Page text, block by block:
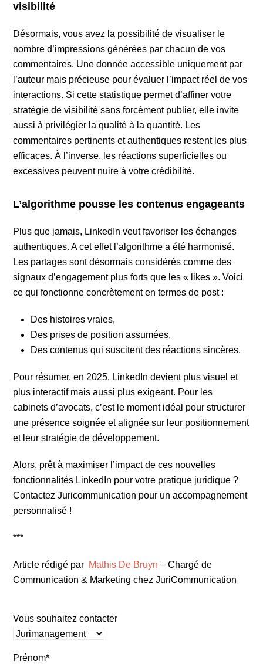
visibilité
Désormais, vous avez la possibilité de visualiser le
nombre d’impressions générées par chacun de vos
commentaires. Une donnée accessible uniquement par
l’auteur mais précieuse pour évaluer l’impact réel de vos
interactions. Si cette statistique permet d’affiner votre
stratégie de visibilité sans forcément publier, elle invite
aussi à privilégier la qualité à la quantité. Les
commentaires pertinents et authentiques restent les plus
efficaces. À l’inverse, les réactions superficielles ou
excessives peuvent nuire à votre crédibilité.
L’algorithme pousse les contenus engageants
Plus que jamais, LinkedIn veut favoriser les échanges
authentiques. A cet effet l’algorithme a été harmonisé.
Les partages sont désormais considérés comme des
signaux d’engagement plus forts que les « likes ». Voici
ce qui fonctionne concrètement en termes de post :
Des histoires vraies,
Des prises de position assumées,
Des contenus qui suscitent des réactions sincères.
Pour résumer, en 2025, LinkedIn devient plus visuel et
plus interactif mais aussi plus exigeant. Pour les
cabinets d’avocats, c’est le moment idéal pour structurer
une présence soignée et alignée sur leur positionnement
et leur stratégie de développement.
Alors, prêt à maximiser l’impact de ces nouvelles
fonctionnalités LinkedIn pour votre pratique juridique ?
Contactez Juricommunication pour un accompagnement
personnalisé !
***
Article rédigé par Mathis De Bruyn – Chargé de
Communication & Marketing chez JuriCommunication
Vous souhaitez contacter
Prénom*